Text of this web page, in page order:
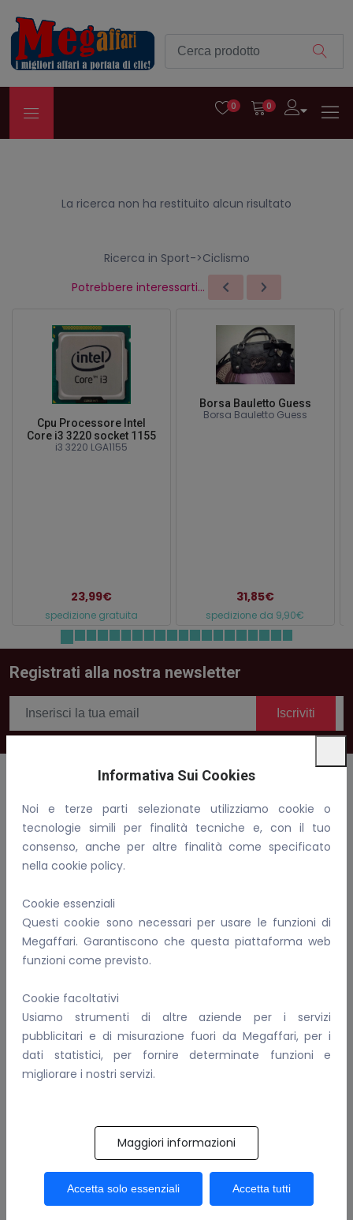
Informativa Sui Cookies
Noi e terze parti selezionate utilizziamo cookie o
tecnologie simili per finalità tecniche e, con il tuo
consenso, anche per altre finalità come specificato
nella cookie policy.
Cookie essenziali
Questi cookie sono necessari per usare le funzioni di
Megaffari. Garantiscono che questa piattaforma web
funzioni come previsto.
Cookie facoltativi
Usiamo strumenti di altre aziende per i servizi
pubblicitari e di misurazione fuori da Megaffari, per i
dati statistici, per fornire determinate funzioni e
migliorare i nostri servizi.
Maggiori informazioni
Accetta solo essenziali Accetta tutti
0 0
La ricerca non ha restituito alcun risultato
Ricerca in Sport->Ciclismo
Potrebbere interessarti...
Cpu Processore Intel
Core i3 3220 socket 1155
i3 3220 LGA1155
23,99€
spedizione gratuita
Borsa Bauletto Guess
Borsa Bauletto Guess
31,85€
spedizione da 9,90€
Registrati alla nostra newsletter
Iscriviti
Benvenuti in Megaffari, compra, vendi e fai affari!
Email:
info@megaffari.com
P.IVA: 02081690899
Per Conoscerci Meglio
I nostri servizi
Informativa sulla privacy
Come gestiamo i cookie
Contattaci
Condizioni generali
Protezione acquisti